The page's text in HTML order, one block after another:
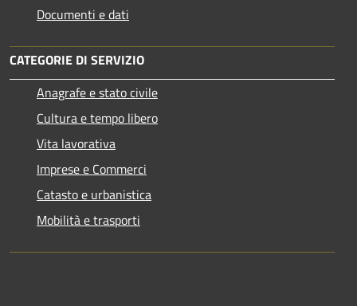
Documenti e dati
CATEGORIE DI SERVIZIO
Anagrafe e stato civile
Cultura e tempo libero
Vita lavorativa
Imprese e Commerci
Catasto e urbanistica
Mobilità e trasporti